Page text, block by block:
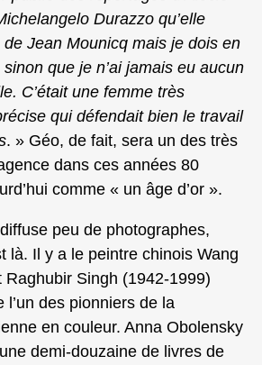
Durazzo qu’elle
Jean Mounicq mais je dois en
que je n’ai jamais eu aucun
C’était une femme très
qui défendait bien le travail
. » Géo, de fait, sera un des très
dans ces années 80
comme « un âge d’or ».
peu de photographes,
là. Il y a le peintre chinois Wang
Raghubir Singh (1942-1999)
l’un des pionniers de la
en couleur. Anna Obolensky
demi-douzaine de livres de